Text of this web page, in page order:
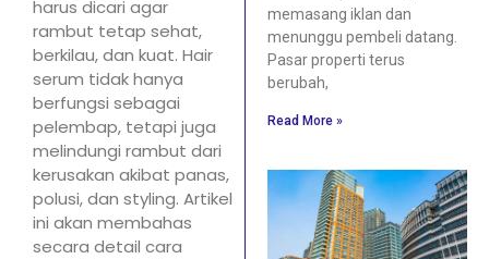
harus dicari agar
rambut tetap sehat,
berkilau, dan kuat. Hair
serum tidak hanya
berfungsi sebagai
pelembap, tetapi juga
melindungi rambut dari
kerusakan akibat panas,
polusi, dan styling. Artikel
ini akan membahas
secara detail cara
memasang iklan dan
menunggu pembeli datang.
Pasar properti terus
berubah,
Read More »